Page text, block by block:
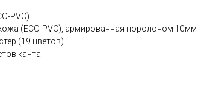
РVС)
(ЕСО-РVС), армированная поролоном 10мм
(19 цветов)
канта